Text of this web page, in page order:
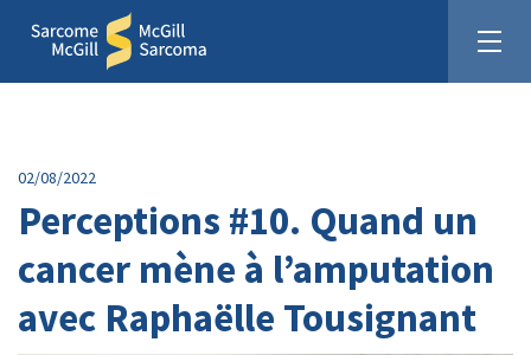
02/08/2022
Perceptions #10. Quand un
cancer mène à l’amputation
avec Raphaëlle Tousignant
Unis pour la cause du sarcome
Faites un don :